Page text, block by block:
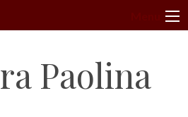
Paolina